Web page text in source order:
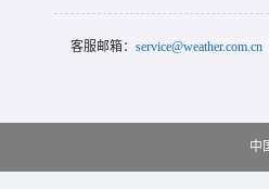
客服邮箱： service@weather.com.cn
中